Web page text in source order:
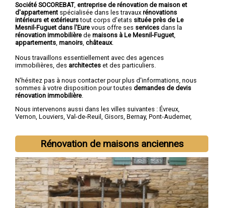
Société SOCOREBAT, entreprise de rénovation de maison et
d'appartement spécialisée dans les travaux rénovations
intérieurs et extérieurstout corps d'etats située près de Le
Mesnil-Fuguet dans l'Eure vous offre ses services dans la
rénovation immobilière de maisons à Le Mesnil-Fuguet
appartements manoirs châteaux.
Nous travaillons essentiellement avec des agences
immobilières, des architectes et des particuliers.
N'hésitez pas à nous contacter pour plus d'informations, nous
sommes à votre disposition pour toutes demandes de devis
rénovation immobilière
Nous intervenons aussi dans les villes suivantes : Évreux,
Vernon, Louviers, Val-de-Reuil , Gisors, Bernay, Pont-Audemer,
Rénovation de maisons anciennes